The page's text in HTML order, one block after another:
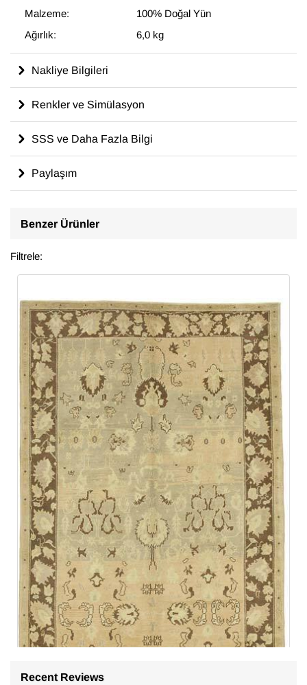
Malzeme:
100% Doğal Yün
Ağırlık:
6,0 kg
Nakliye Bilgileri
Renkler ve Simülasyon
SSS ve Daha Fazla Bilgi
Paylaşım
Benzer Ürünler
Filtrele:
Recent Reviews